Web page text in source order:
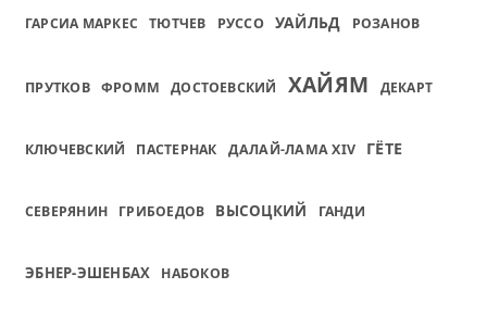
ГАРСИА МАРКЕС ТЮТЧЕВ РУССО УАЙЛЬД РОЗАНОВ
ПРУТКОВ ФРОММ ДОСТОЕВСКИЙ ХАЙЯМ ДЕКАРТ
КЛЮЧЕВСКИЙ ПАСТЕРНАК ДАЛАЙ-ЛАМА XIV ГЁТЕ
СЕВЕРЯНИН ГРИБОЕДОВ ВЫСОЦКИЙ ГАНДИ
ЭБНЕР-ЭШЕНБАХ НАБОКОВ